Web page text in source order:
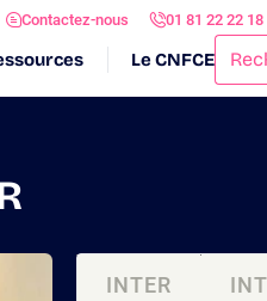
Contactez-nous 01 81 22 22 18
Le CNFCE
INTER